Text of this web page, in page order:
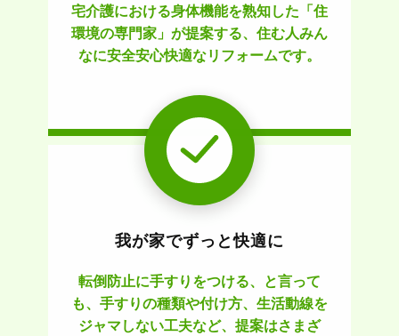
宅介護における身体機能を熟知した「住
環境の専門家」が提案する、住む人みん
なに安全安心快適なリフォームです。
我が家でずっと快適に
転倒防止に手すりをつける、と言って
も、手すりの種類や付け方、生活動線を
ジャマしない工夫など、提案はさまざ